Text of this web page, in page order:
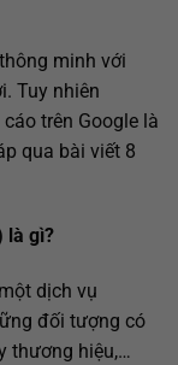
minh với
Tuy nhiên
trên Google là
qua bài viết 8
là gì?
dịch vụ
đối tượng có
thương hiệu,…